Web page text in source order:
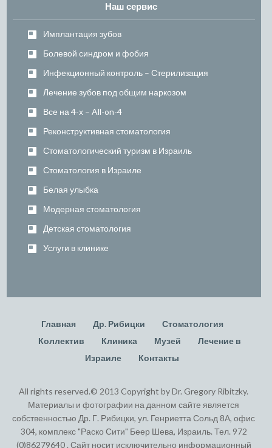
Наш сервис
Имплантация зубов
Болевой синдром и фобия
Инфекционный контроль – Стерилизация
Лечение зубов под общим наркозом
Все на 4-х – All-on-4
Реконструктивная стоматология
Стоматологический туризм в Израиль
Стоматология в Израиле
Белая улыбка
Модерная стоматология
Детская стоматология
Услуги в клинике
Главная Др. Рибицки
Стоматология
Коллектив
Клиника Музей
Лечение в
Израиле
Контакты
All rights reserved.© 2013 Copyright by Dr. Gregory Ribitzky.
Материалы и фотографии на данном сайте является
собственностью Др. Г. Рибицки, ул. Генриетта Сольд 8А, офис
304, комплекс "Раско Сити" Беер Шева, Израиль. Тел. 972
(0)86279640 . Сайт носит исключительно информационный